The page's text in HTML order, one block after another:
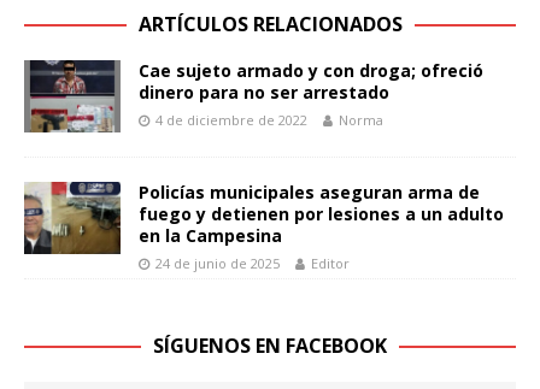
ARTÍCULOS RELACIONADOS
Cae sujeto armado y con droga; ofreció
dinero para no ser arrestado
4 de diciembre de 2022 Norma
Policías municipales aseguran arma de
fuego y detienen por lesiones a un adulto
en la Campesina
24 de junio de 2025 Editor
SÍGUENOS EN FACEBOOK